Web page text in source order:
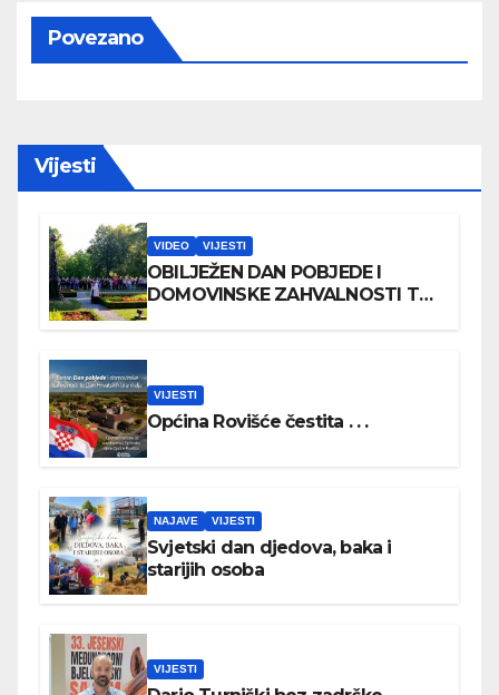
Povezano
Vijesti
VIDEO VIJESTI
OBILJEŽEN DAN POBJEDE I
DOMOVINSKE ZAHVALNOSTI TE
VIJESTI
Općina Rovišće čestita . . .
NAJAVE VIJESTI
Svjetski dan djedova, baka i
starijih osoba
VIJESTI